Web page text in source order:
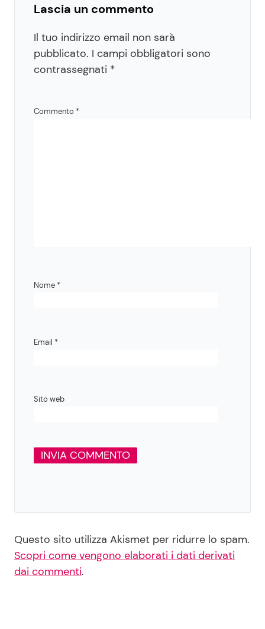
Lascia un commento
Il tuo indirizzo email non sarà
pubblicato. I campi obbligatori sono
contrassegnati *
Commento *
Nome *
Email *
Sito web
Questo sito utilizza Akismet per ridurre lo spam.
Scopri come vengono elaborati i dati derivati
dai commenti.